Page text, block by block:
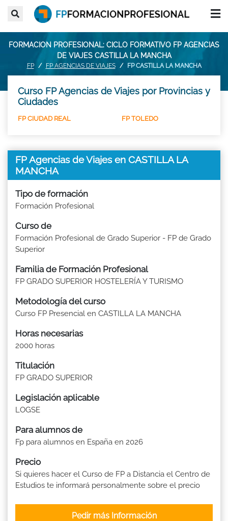
FORMACION PROFESIONAL: CICLO FORMATIVO FP AGENCIAS
DE VIAJES CASTILLA LA MANCHA
FP FP AGENCIAS DE VIAJES FP CASTILLA LA MANCHA
Curso FP Agencias de Viajes por Provincias y
Ciudades
FP CIUDAD REAL FP TOLEDO
FP Agencias de Viajes en CASTILLA LA
MANCHA
Tipo de formación
Formación Profesional
Curso de
Formación Profesional de Grado Superior - FP de Grado
Superior
Familia de Formación Profesional
FP GRADO SUPERIOR HOSTELERÍA Y TURISMO
Metodología del curso
Curso FP Presencial en CASTILLA LA MANCHA
Horas necesarias
2000 horas
Titulación
FP GRADO SUPERIOR
Legislación aplicable
LOGSE
Para alumnos de
Fp para alumnos en España en 2026
Precio
Si quieres hacer el Curso de FP a Distancia el Centro de
Estudios te informará personalmente sobre el precio
Pedir más Información